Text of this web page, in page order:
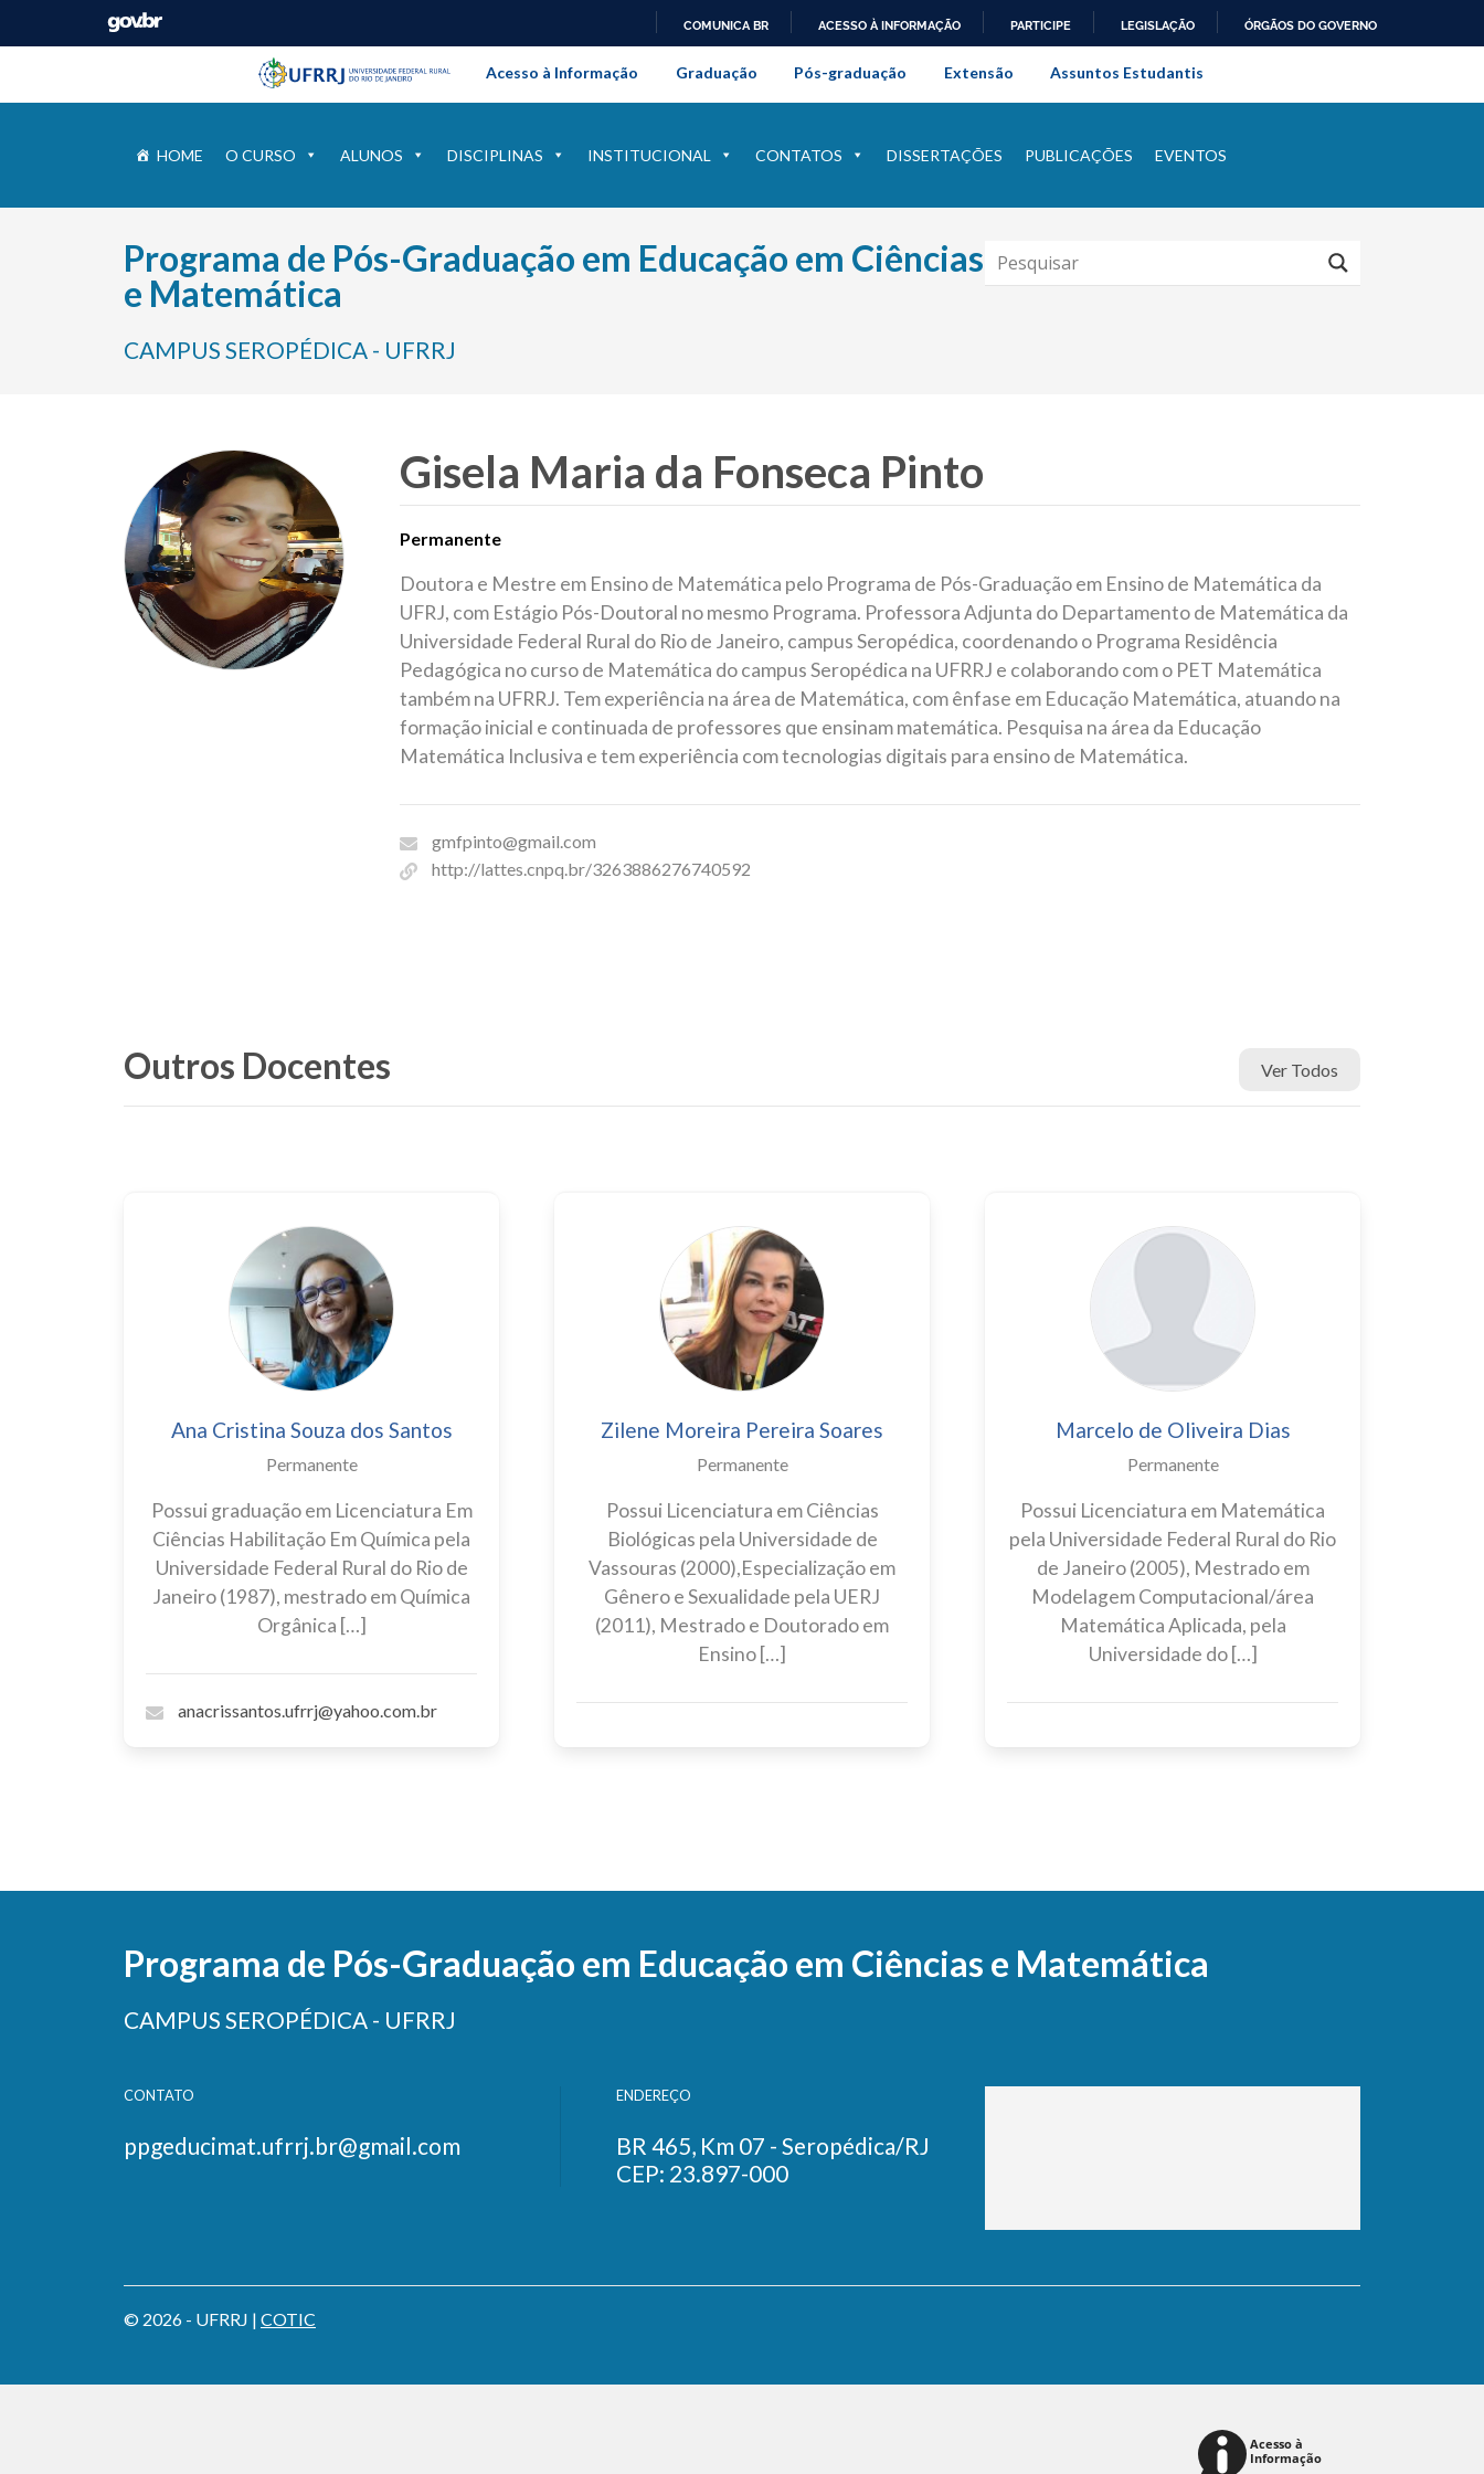
PARA
O
COMUNICA BR ACESSO À INFORMAÇÃO PARTICIPE LEGISLAÇÃO ÓRGÃOS DO GOVERNO
Pular barra institucional
Barra institucional da Universidade Federal Rural do Rio de Janeiro
Acesso à Informação Graduação Pós-graduação Extensão Assuntos Estudantis
HOME O CURSO ALUNOS DISCIPLINAS INSTITUCIONAL CONTATOS DISSERTAÇÕES PUBLICAÇÕES EVENTOS
Programa de Pós-Graduação em Educação em Ciências
e Matemática
CAMPUS SEROPÉDICA - UFRRJ
Gisela Maria da Fonseca Pinto
Permanente
Doutora e Mestre em Ensino de Matemática pelo Programa de Pós-Graduação em Ensino de Matemática da
UFRJ, com Estágio Pós-Doutoral no mesmo Programa. Professora Adjunta do Departamento de Matemática da
Universidade Federal Rural do Rio de Janeiro, campus Seropédica, coordenando o Programa Residência
Pedagógica no curso de Matemática do campus Seropédica na UFRRJ e colaborando com o PET Matemática
também na UFRRJ. Tem experiência na área de Matemática, com ênfase em Educação Matemática, atuando na
formação inicial e continuada de professores que ensinam matemática. Pesquisa na área da Educação
Matemática Inclusiva e tem experiência com tecnologias digitais para ensino de Matemática.
gmfpinto@gmail.com
http://lattes.cnpq.br/3263886276740592
Ver Todos
Outros Docentes
Ana Cristina Souza dos Santos
Permanente
Possui graduação em Licenciatura Em
Ciências Habilitação Em Química pela
Universidade Federal Rural do Rio de
Janeiro (1987), mestrado em Química
Orgânica […]
anacrissantos.ufrrj@yahoo.com.br
Zilene Moreira Pereira Soares
Permanente
Possui Licenciatura em Ciências
Biológicas pela Universidade de
Vassouras (2000),Especialização em
Gênero e Sexualidade pela UERJ
(2011), Mestrado e Doutorado em
Ensino […]
Marcelo de Oliveira Dias
Permanente
Possui Licenciatura em Matemática
pela Universidade Federal Rural do Rio
de Janeiro (2005), Mestrado em
Modelagem Computacional/área
Matemática Aplicada, pela
Universidade do […]
Programa de Pós-Graduação em Educação em Ciências e Matemática
CAMPUS SEROPÉDICA - UFRRJ
CONTATO
ppgeducimat.ufrrj.br@gmail.com
ENDEREÇO
BR 465, Km 07 - Seropédica/RJ
CEP: 23.897-000
© 2026 - UFRRJ | COTIC